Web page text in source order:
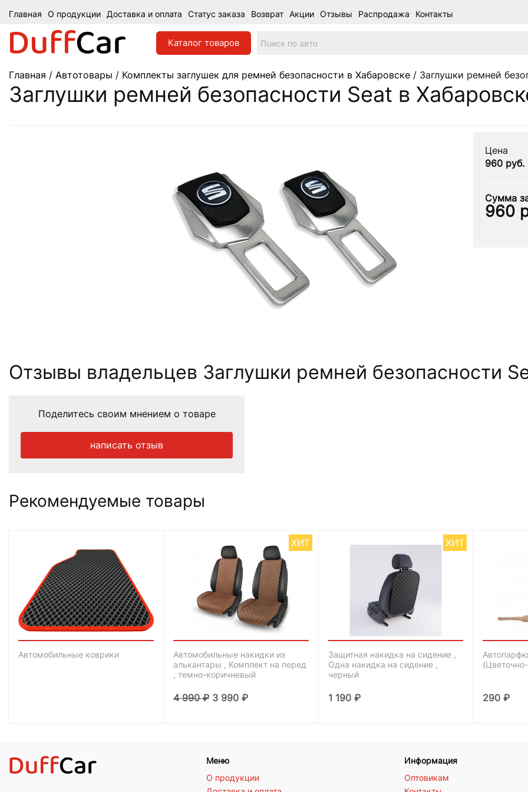
Главная О продукции Доставка и оплата Статус заказа Возврат Акции Отзывы Распродажа Контакты
Каталог товаров
Главная / Автотовары / Комплекты заглушек для ремней безопасности в Хабаровске / Заглушки ремней
Заглушки ремней безопасности Seat в
Цена
960 руб.
Сумма
960
Отзывы владельцев Заглушки ремней безопасности
Поделитесь своим мнением о товаре
написать отзыв
Рекомендуемые товары
Автомобильные коврики
ХИТ
Автомобильные накидки из
алькантары , Комплект на перед
, темно-коричневый
4 990₽ 3 990 ₽
ХИТ
Защитная накидка на сидение ,
Одна накидка на сидение ,
черный
1 190 ₽ 290₽
Меню
О продукции
Информация
Оптовикам